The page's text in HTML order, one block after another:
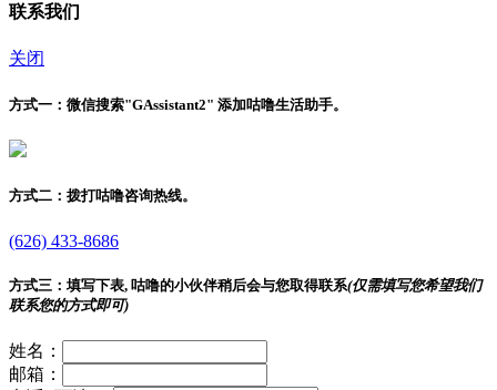
联系我们
关闭
方式一： 微信搜索"GAssistant2" 添加咕噜生活助手。
方式二： 拨打咕噜咨询热线。
(626) 433-8686
方式三： 填写下表, 咕噜的小伙伴稍后会与您取得联系(仅需填写您希望我们
联系您的方式即可)
姓名：
邮箱：